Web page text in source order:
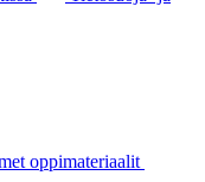
oppimateriaalit